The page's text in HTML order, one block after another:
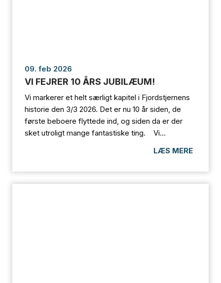
09. feb 2026
VI FEJRER 10 ÅRS JUBILÆUM!
Vi markerer et helt særligt kapitel i Fjordstjernens
historie den 3/3 2026. Det er nu 10 år siden, de
første beboere flyttede ind, og siden da er der
sket utroligt mange fantastiske ting. Vi...
LÆS MERE